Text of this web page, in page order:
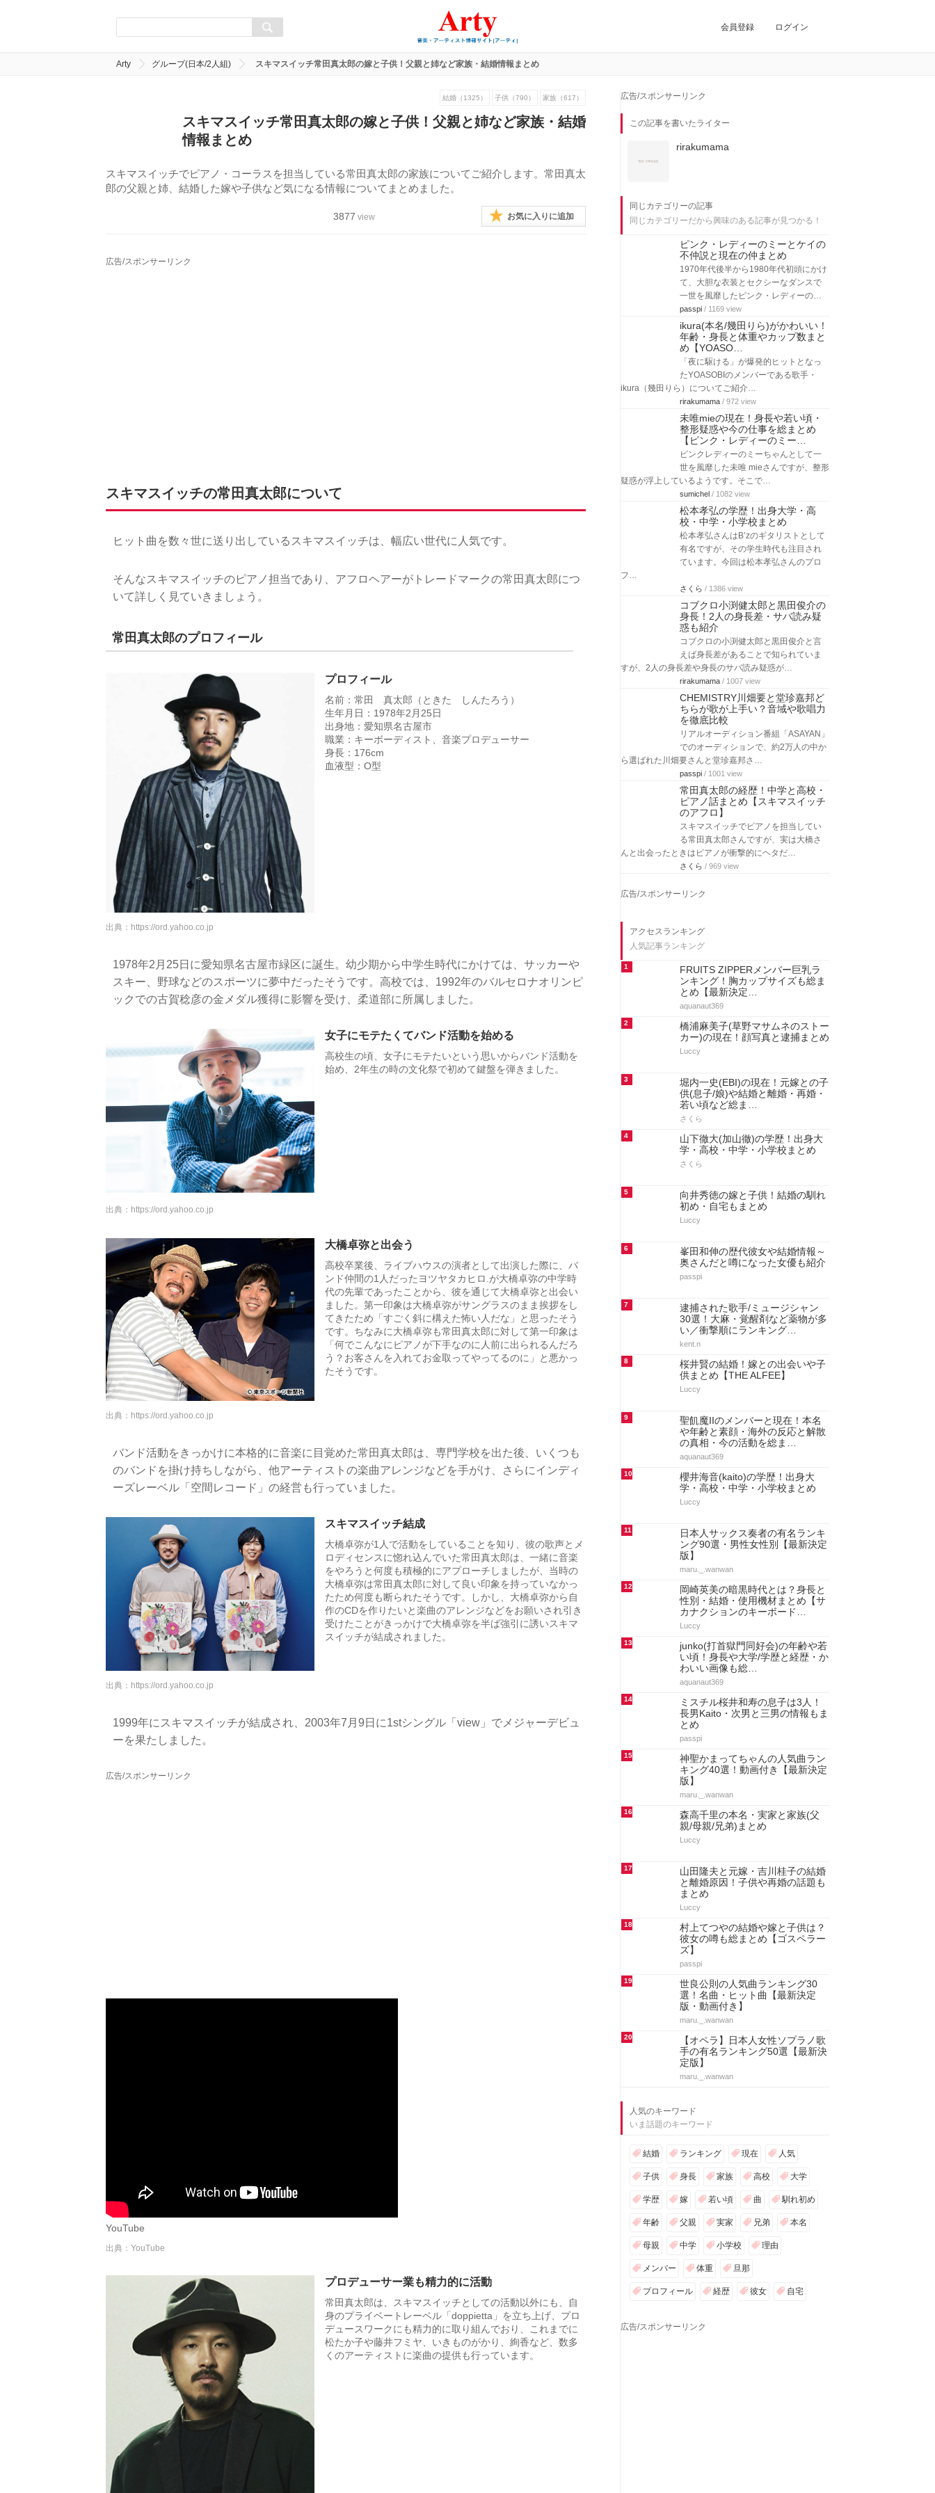
会員登録 ログイン
Arty グループ(日本/2人組) スキマスイッチ常田真太郎の嫁と子供！父親と姉など家族・結婚情報まとめ
結婚（1325） 子供（790） 家族（617）
スキマスイッチ常田真太郎の嫁と子供！父親と姉など家族・結婚
情報まとめ
スキマスイッチでピアノ・コーラスを担当している常田真太郎の家族についてご紹介します。常田真太
郎の父親と姉、結婚した嫁や子供など気になる情報についてまとめました。
3877 view お気に入りに追加
広告/スポンサーリンク
スキマスイッチの常田真太郎について
ヒット曲を数々世に送り出しているスキマスイッチは、幅広い世代に人気です。
そんなスキマスイッチのピアノ担当であり、アフロヘアーがトレードマークの常田真太郎につ
いて詳しく見ていきましょう。
常田真太郎のプロフィール
プロフィール
名前：常田 真太郎（ときた しんたろう）
生年月日：1978年2月25日
出身地：愛知県名古屋市
職業：キーボーディスト、音楽プロデューサー
身長：176cm
血液型：O型
出典： https://ord.yahoo.co.jp
1978年2月25日に愛知県名古屋市緑区に誕生。幼少期から中学生時代にかけては、サッカーや
スキー、野球などのスポーツに夢中だったそうです。高校では、1992年のバルセロナオリンピ
ックでの古賀稔彦の金メダル獲得に影響を受け、柔道部に所属しました。
女子にモテたくてバンド活動を始める
高校生の頃、女子にモテたいという思いからバンド活動を
始め、2年生の時の文化祭で初めて鍵盤を弾きました。
出典： https://ord.yahoo.co.jp
大橋卓弥と出会う
高校卒業後、ライブハウスの演者として出演した際に、バ
ンド仲間の1人だったヨツヤタカヒロ.が大橋卓弥の中学時
代の先輩であったことから、彼を通じて大橋卓弥と出会い
ました。第一印象は大橋卓弥がサングラスのまま挨拶をし
てきたため「すごく斜に構えた怖い人だな」と思ったそう
です。ちなみに大橋卓弥も常田真太郎に対して第一印象は
「何でこんなにピアノが下手なのに人前に出られるんだろ
う？お客さんを入れてお金取ってやってるのに」と悪かっ
たそうです。
出典： https://ord.yahoo.co.jp
バンド活動をきっかけに本格的に音楽に目覚めた常田真太郎は、専門学校を出た後、いくつも
のバンドを掛け持ちしながら、他アーティストの楽曲アレンジなどを手がけ、さらにインディ
ーズレーベル「空間レコード」の経営も行っていました。
スキマスイッチ結成
大橋卓弥が1人で活動をしていることを知り、彼の歌声とメ
ロディセンスに惚れ込んでいた常田真太郎は、一緒に音楽
をやろうと何度も積極的にアプローチしましたが、当時の
大橋卓弥は常田真太郎に対して良い印象を持っていなかっ
たため何度も断られたそうです。しかし、大橋卓弥から自
作のCDを作りたいと楽曲のアレンジなどをお願いされ引き
受けたことがきっかけで大橋卓弥を半ば強引に誘いスキマ
スイッチが結成されました。
出典： https://ord.yahoo.co.jp
1999年にスキマスイッチが結成され、2003年7月9日に1stシングル「view」でメジャーデビュ
ーを果たしました。
広告/スポンサーリンク
YouTube
出典：YouTube
プロデューサー業も精力的に活動
常田真太郎は、スキマスイッチとしての活動以外にも、自
身のプライベートレーベル「doppietta」を立ち上げ、プロ
デュースワークにも精力的に取り組んでおり、これまでに
松たか子や藤井フミヤ、いきものがかり、絢香など、数多
くのアーティストに楽曲の提供も行っています。
広告/スポンサーリンク
この記事を書いたライター
rirakumama
同じカテゴリーの記事
同じカテゴリーだから興味のある記事が見つかる！
ピンク・レディーのミーとケイの
不仲説と現在の仲まとめ
1970年代後半から1980年代初頭にかけ
て、大胆な衣装とセクシーなダンスで
一世を風靡したピンク・レディーの…
passpi / 1169 view
ikura(本名/幾田りら)がかわいい！
年齢・身長と体重やカップ数まと
め【YOASO…
「夜に駆ける」が爆発的ヒットとなっ
たYOASOBIのメンバーである歌手・
ikura（幾田りら）についてご紹介…
rirakumama / 972 view
未唯mieの現在！身長や若い頃・
整形疑惑や今の仕事を総まとめ
【ピンク・レディーのミー…
ピンクレディーのミーちゃんとして一
世を風靡した未唯 mieさんですが、整形
疑惑が浮上しているようです。そこで…
sumichel / 1082 view
松本孝弘の学歴！出身大学・高
校・中学・小学校まとめ
松本孝弘さんはB’zのギタリストとして
有名ですが、その学生時代も注目され
ています。今回は松本孝弘さんのプロ
フ…
さくら / 1386 view
コブクロ小渕健太郎と黒田俊介の
身長！2人の身長差・サバ読み疑
惑も紹介
コブクロの小渕健太郎と黒田俊介と言
えば身長差があることで知られていま
すが、2人の身長差や身長のサバ読み疑惑が…
rirakumama / 1007 view
CHEMISTRY川畑要と堂珍嘉邦ど
ちらが歌が上手い？音域や歌唱力
を徹底比較
リアルオーディション番組「ASAYAN」
でのオーディションで、約2万人の中か
ら選ばれた川畑要さんと堂珍嘉邦さ…
passpi / 1001 view
常田真太郎の経歴！中学と高校・
ピアノ話まとめ【スキマスイッチ
のアフロ】
スキマスイッチでピアノを担当してい
る常田真太郎さんですが、実は大橋さ
んと出会ったときはピアノが衝撃的にヘタだ…
さくら / 969 view
広告/スポンサーリンク
アクセスランキング
人気記事ランキング
1
FRUITS ZIPPERメンバー巨乳ラ
ンキング！胸カップサイズも総ま
とめ【最新決定…
aquanaut369
2
橋浦麻美子(草野マサムネのストー
カー)の現在！顔写真と逮捕まとめ
Luccy
3
堀内一史(EBI)の現在！元嫁との子
供(息子/娘)や結婚と離婚・再婚・
若い頃など総ま…
さくら
4
山下徹大(加山徹)の学歴！出身大
学・高校・中学・小学校まとめ
さくら
5
向井秀徳の嫁と子供！結婚の馴れ
初め・自宅もまとめ
Luccy
6
峯田和伸の歴代彼女や結婚情報～
奥さんだと噂になった女優も紹介
passpi
7
逮捕された歌手/ミュージシャン
30選！大麻・覚醒剤など薬物が多
い／衝撃順にランキング…
kent.n
8
桜井賢の結婚！嫁との出会いや子
供まとめ【THE ALFEE】
Luccy
9
聖飢魔IIのメンバーと現在！本名
や年齢と素顔・海外の反応と解散
の真相・今の活動を総ま…
aquanaut369
10
櫻井海音(kaito)の学歴！出身大
学・高校・中学・小学校まとめ
Luccy
11
日本人サックス奏者の有名ランキ
ング90選・男性女性別【最新決定
版】
maru._.wanwan
12
岡崎英美の暗黒時代とは？身長と
性別・結婚・使用機材まとめ【サ
カナクションのキーボード…
Luccy
13
junko(打首獄門同好会)の年齢や若
い頃！身長や大学/学歴と経歴・か
わいい画像も総…
aquanaut369
14
ミスチル桜井和寿の息子は3人！
長男Kaito・次男と三男の情報もま
とめ
passpi
15
神聖かまってちゃんの人気曲ラン
キング40選！動画付き【最新決定
版】
maru._.wanwan
16
森高千里の本名・実家と家族(父
親/母親/兄弟)まとめ
Luccy
17
山田隆夫と元嫁・吉川桂子の結婚
と離婚原因！子供や再婚の話題も
まとめ
Luccy
18
村上てつやの結婚や嫁と子供は？
彼女の噂も総まとめ【ゴスペラー
ズ】
passpi
19
世良公則の人気曲ランキング30
選！名曲・ヒット曲【最新決定
版・動画付き】
maru._.wanwan
20
【オペラ】日本人女性ソプラノ歌
手の有名ランキング50選【最新決
定版】
maru._.wanwan
人気のキーワード
いま話題のキーワード
結婚 ランキング 現在 人気
子供 身長 家族 高校 大学
学歴 嫁 若い頃 曲 馴れ初め
年齢 父親 実家 兄弟 本名
母親 中学 小学校 理由
メンバー 体重 旦那
プロフィール 経歴 彼女 自宅
広告/スポンサーリンク